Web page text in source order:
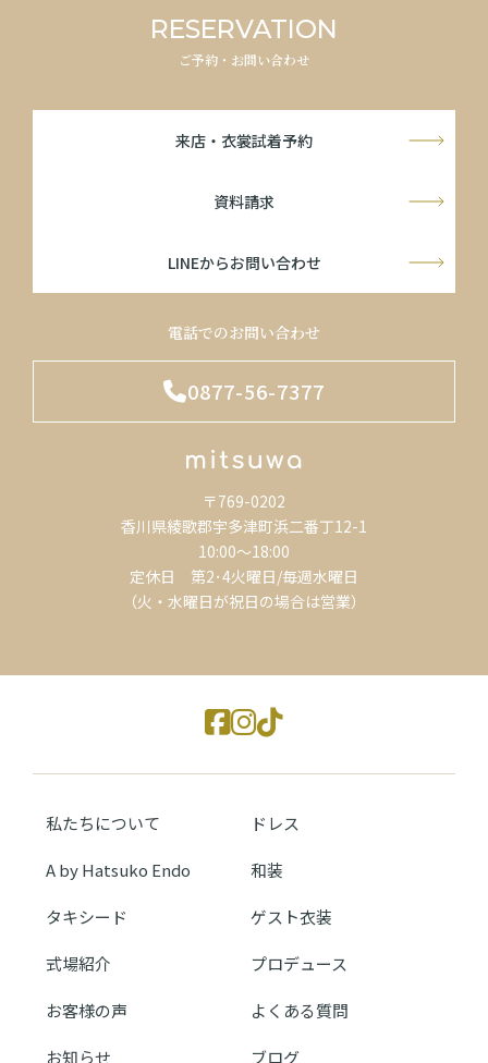
RESERVATION
ご予約・お問い合わせ
来店・衣裳試着予約
資料請求
LINEからお問い合わせ
電話でのお問い合わせ
0877-56-7377
〒769-0202
香川県綾歌郡宇多津町浜二番丁12-1
10:00～18:00
定休日 第2･4火曜日/毎週水曜日
（火・水曜日が祝日の場合は営業）
私たちについて ドレス
A by Hatsuko Endo 和装
タキシード ゲスト衣装
式場紹介 プロデュース
お客様の声 よくある質問
お知らせ ブログ